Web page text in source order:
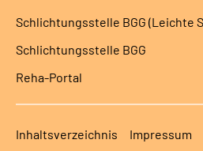
Schlich­tungs­stel­le BGG (Leichte
Schlich­tungs­stel­le BGG
Reha-Portal
Inhaltsverzeichnis Impressum